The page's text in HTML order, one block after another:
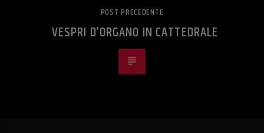
POST PRECEDENTE
VESPRI D’ORGANO IN CATTEDRALE